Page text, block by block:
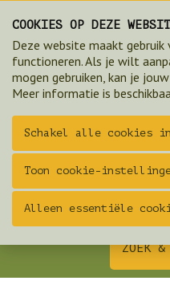
Luxe vakantiehuisjes
ZOEK
COOKIES OP DEZE
Deze website maakt
functioneren. Als je wilt
mogen gebruiken, kan je
Meer informatie is
Schakel alle cookies in
Toon cookie-
Alleen essentiële